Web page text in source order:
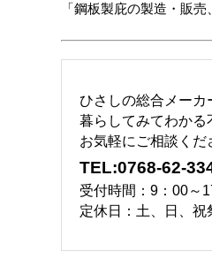
「鋼板製庇の製造・販
ひさしの総合メーカ
暮らしてみてわかる
お気軽にご相談くだ
TEL:0768-62-
受付時間：9：00～
定休日：土、日、祝